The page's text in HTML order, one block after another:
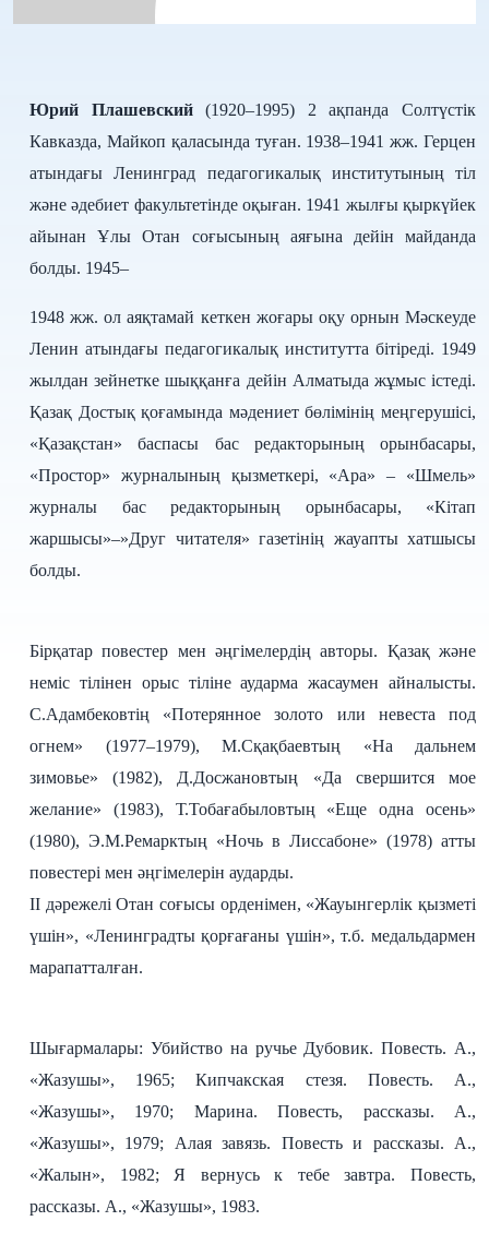
Юрий Плашевский(1920–1995) 2 ақпанда Солтүстік
Кавказда, Майкоп қаласында туған. 1938–1941 жж. Герцен
атындағы Ленинград педагогикалық институтының тіл
және әдебиет факультетінде оқыған. 1941 жылғы қыркүйек
айынан Ұлы Отан соғысының аяғына дейін майданда
болды. 1945–
1948 жж. ол аяқтамай кеткен жоғары оқу орнын Мәскеуде
Ленин атындағы педагогикалық институтта бітіреді. 1949
жылдан зейнетке шыққанға дейін Алматыда жұмыс істеді.
Қазақ Достық қоғамында мәдениет бөлімінің меңгерушісі,
«Қазақстан» баспасы бас редакторының орынбасары,
«Простор» журналының қызметкері, «Ара» – «Шмель»
журналы бас редакторының орынбасары, «Кітап
жаршысы»–»Друг читателя» газетінің жауапты хатшысы
болды.
Бірқатар повестер мен әңгімелердің авторы. Қазақ және
неміс тілінен орыс тіліне аударма жасаумен айналысты.
С.Адамбековтің «Потерянное золото или невеста под
огнем» (1977–1979), М.Сқақбаевтың «На дальнем
зимовье» (1982), Д.Досжановтың «Да свершится мое
желание» (1983), Т.Тобағабыловтың «Еще одна осень»
(1980), Э.М.Ремарктың «Ночь в Лиссабоне» (1978) атты
повестері мен әңгімелерін аударды.
ІІ дәрежелі Отан соғысы орденімен, «Жауынгерлік қызметі
үшін», «Ленинградты қорғағаны үшін», т.б. медальдармен
марапатталған.
Шығармалары: Убийство на ручье Дубовик. Повесть. А.,
«Жазушы», 1965; Кипчакская стезя. Повесть. А.,
«Жазушы», 1970; Марина. Повесть, рассказы. А.,
«Жазушы», 1979; Алая завязь. Повесть и рассказы. А.,
«Жалын», 1982; Я вернусь к тебе завтра. Повесть,
рассказы. А., «Жазушы», 1983.